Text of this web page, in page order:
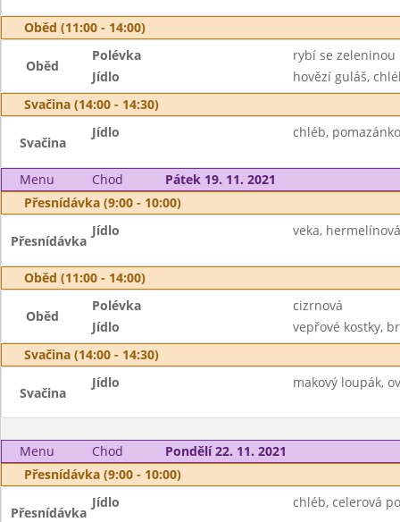
Oběd (11:00 - 14:00)
Oběd
Polévka
rybí se zeleninou
Jídlo
hovězí guláš,
Svačina (14:00 - 14:30)
Svačina
Jídlo chléb,
Menu Chod
Pátek 19. 11. 2021
Přesnídávka (9:00 - 10:00)
Přesnídávka
Jídlo veka,
Oběd (11:00 - 14:00)
Oběd
Polévka
cizrnová
Jídlo
vepřové kostky,
Svačina (14:00 - 14:30)
Svačina
Jídlo makový loupák,
Menu Chod
Pondělí 22. 11. 2021
Přesnídávka (9:00 - 10:00)
Přesnídávka
Jídlo chléb, celerová